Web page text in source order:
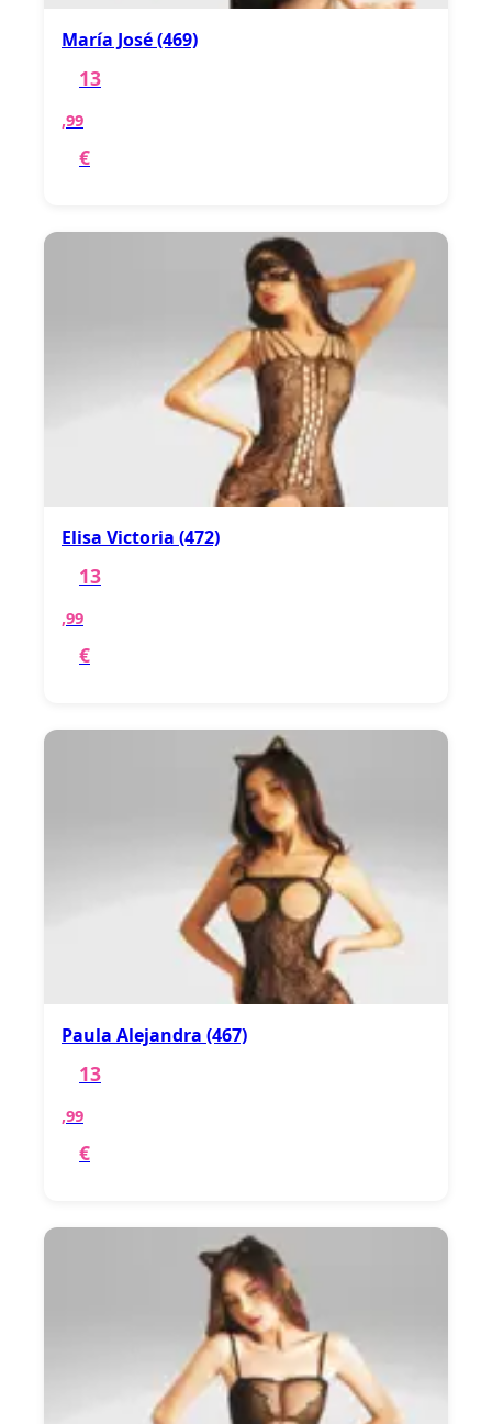
María José (469)
13
,99
€
Elisa Victoria (472)
13
,99
€
Paula Alejandra (467)
13
,99
€